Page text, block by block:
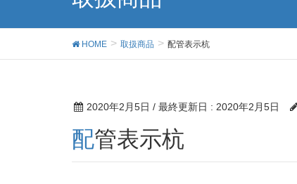
HOME 取扱商品 配管表示杭
2020年2月5日 / 最終更新日 : 2020年2月5日
配管表示杭